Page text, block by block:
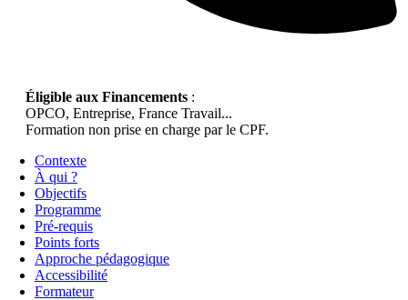
Éligible aux Financements :
OPCO, Entreprise, France Travail...
Formation non prise en charge par le CPF.
Contexte
À qui ?
Objectifs
Programme
Pré-requis
Points forts
Approche pédagogique
Accessibilité
Formateur